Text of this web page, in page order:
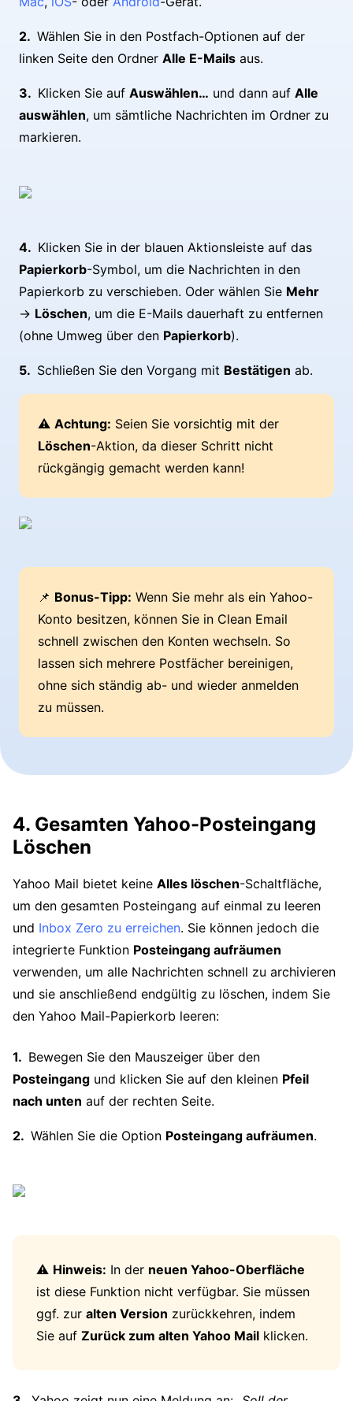
Wählen Sie in den Postfach-Optionen auf der
linken Seite den Ordner Alle E-Mails aus.
Klicken Sie auf Auswählen… und dann auf Alle
auswählen, um sämtliche Nachrichten im Ordner zu
markieren.
Klicken Sie in der blauen Aktionsleiste auf das
Papierkorb-Symbol, um die Nachrichten in den
Papierkorb zu verschieben. Oder wählen Sie Mehr
→ Löschen, um die E-Mails dauerhaft zu entfernen
(ohne Umweg über den Papierkorb).
Schließen Sie den Vorgang mit Bestätigen ab.
⚠️ Achtung: Seien Sie vorsichtig mit der
Löschen-Aktion, da dieser Schritt nicht
rückgängig gemacht werden kann!
📌 Bonus-Tipp: Wenn Sie mehr als ein Yahoo-
Konto besitzen, können Sie in Clean Email
schnell zwischen den Konten wechseln. So
lassen sich mehrere Postfächer bereinigen,
ohne sich ständig ab- und wieder anmelden
zu müssen.
4. Gesamten Yahoo-Posteingang
Löschen
Yahoo Mail bietet keine Alles löschen-Schaltfläche,
um den gesamten Posteingang auf einmal zu leeren
und Inbox Zero zu erreichen. Sie können jedoch die
integrierte Funktion Posteingang aufräumen
verwenden, um alle Nachrichten schnell zu archivieren
und sie anschließend endgültig zu löschen, indem Sie
den Yahoo Mail-Papierkorb leeren:
Bewegen Sie den Mauszeiger über den
Posteingang und klicken Sie auf den kleinen Pfeil
nach unten auf der rechten Seite.
Wählen Sie die Option Posteingang aufräumen.
⚠️ Hinweis: In der neuen Yahoo-Oberfläche
ist diese Funktion nicht verfügbar. Sie müssen
ggf. zur alten Version zurückkehren, indem
Sie auf Zurück zum alten Yahoo Mail klicken.